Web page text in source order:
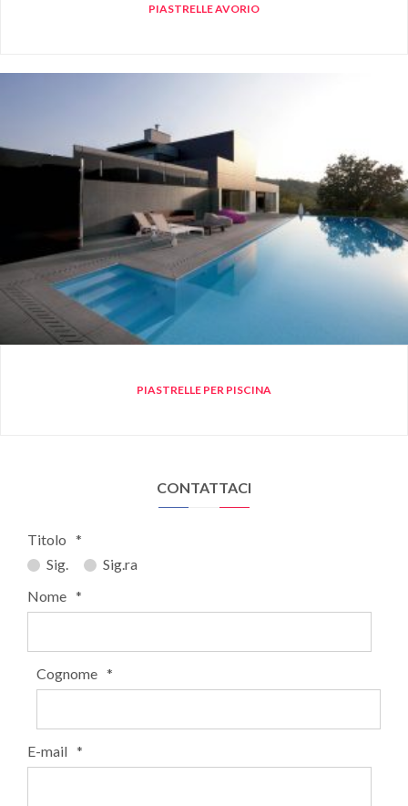
PIASTRELLE AVORIO
PIASTRELLE PER PISCINA
CONTATTACI
Titolo *
Sig.
Sig.ra
Nome *
Cognome *
E-mail *